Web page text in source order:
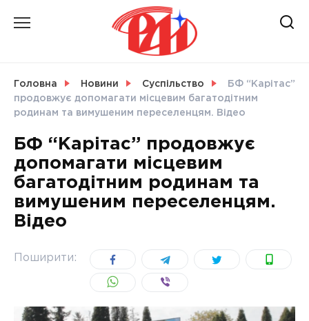
СВІТ
УКРАЇНА
Головна Новини Суспільство
БФ “Карітас”
продовжує допомагати місцевим багатодітним
родинам та вимушеним переселенцям. Відео
БФ “Карітас” продовжує
допомагати місцевим
багатодітним родинам та
вимушеним переселенцям.
Відео
Поширити: